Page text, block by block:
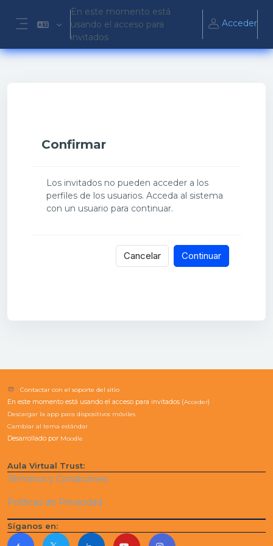
Salta al contenido principal
Panel lateral
En este momento está
usando el acceso para
invitados
Acceder
Confirmar
Los invitados no pueden acceder a los
perfiles de los usuarios. Acceda al sistema
con un usuario para continuar.
Cancelar Continuar
Contactar con el soporte del sitio
En este momento está usando el acceso para invitados (Acceder)
Descargar la app para dispositivos móviles
Cambiar al tema estándar
Desarrollado por Moodle
Aula Virtual Trust:
Términos y Condiciones
Políticas de Privacidad
Síganos en: